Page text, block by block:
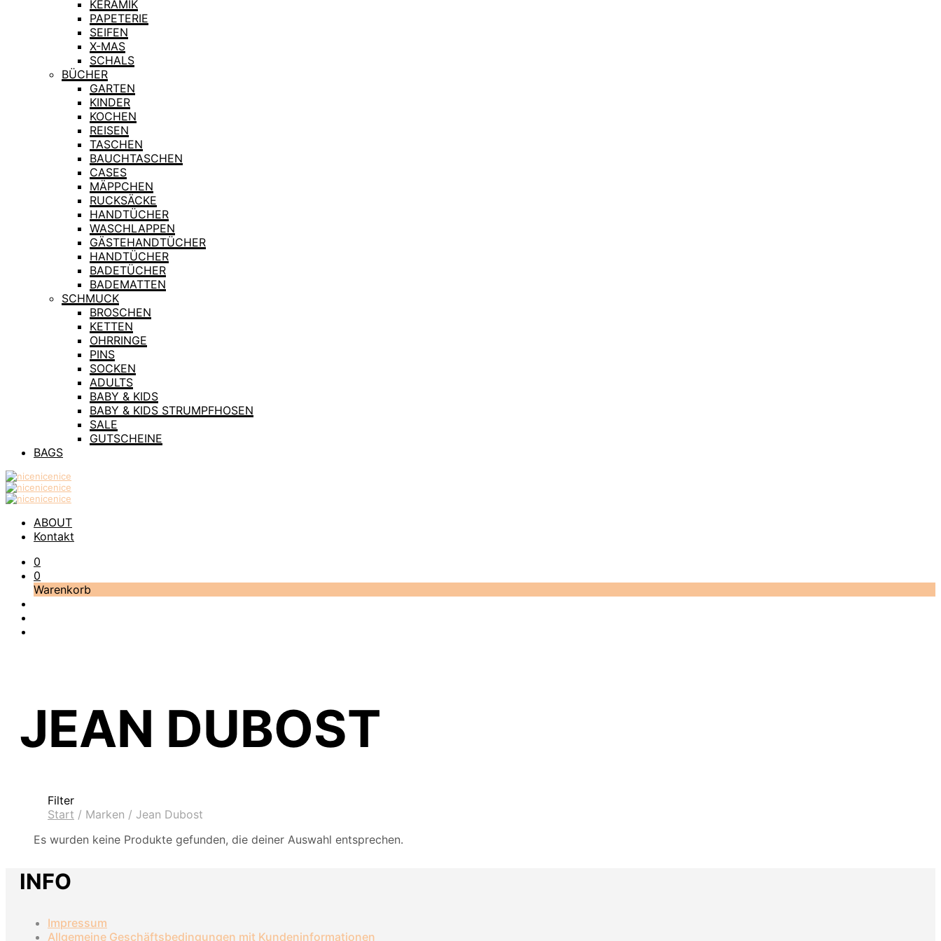
KERAMIK
PAPETERIE
SEIFEN
X-MAS
SCHALS
BÜCHER
GARTEN
KINDER
KOCHEN
REISEN
TASCHEN
BAUCHTASCHEN
CASES
MÄPPCHEN
RUCKSÄCKE
HANDTÜCHER
WASCHLAPPEN
GÄSTEHANDTÜCHER
HANDTÜCHER
BADETÜCHER
BADEMATTEN
SCHMUCK
BROSCHEN
KETTEN
OHRRINGE
PINS
SOCKEN
ADULTS
BABY & KIDS
BABY & KIDS STRUMPFHOSEN
SALE
GUTSCHEINE
BAGS
ABOUT
Kontakt
0
0
Warenkorb
JEAN DUBOST
Filter
Start / Marken / Jean Dubost
Es wurden keine Produkte gefunden, die deiner Auswahl entsprechen.
INFO
Impressum
Allgemeine Geschäftsbedingungen mit Kundeninformationen